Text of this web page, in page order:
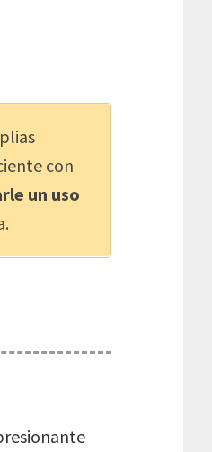
con
un uso